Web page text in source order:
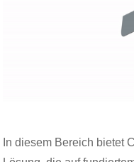
In diesem Bereich bietet